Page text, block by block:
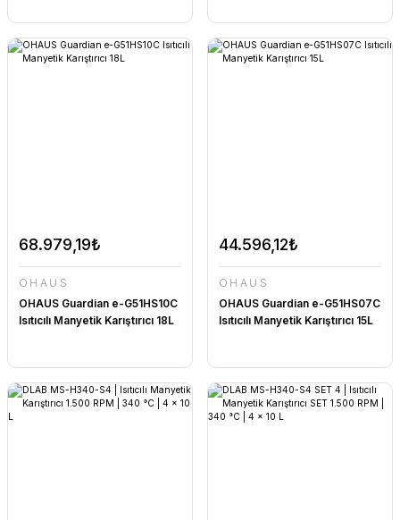
68.979,19₺
OHAUS
OHAUS Guardian e-G51HS10C
Isıtıcılı Manyetik Karıştırıcı 18L
44.596,12₺
OHAUS
OHAUS Guardian e-G51HS07C
Isıtıcılı Manyetik Karıştırıcı 15L